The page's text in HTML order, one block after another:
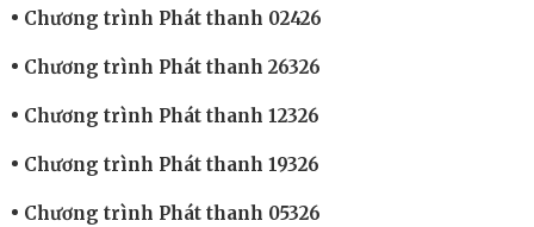
Chương trình Phát thanh 02426
Chương trình Phát thanh 26326
Chương trình Phát thanh 12326
Chương trình Phát thanh 19326
Chương trình Phát thanh 05326